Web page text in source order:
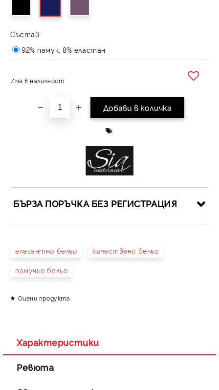
Състав:
92% памук, 8% еластан
Има в наличност
БЪРЗА ПОРЪЧКА БЕЗ РЕГИСТРАЦИЯ
елегантно бельо качествено бельо
памучно бельо
Оцени продукта
Характеристики
Ревюта